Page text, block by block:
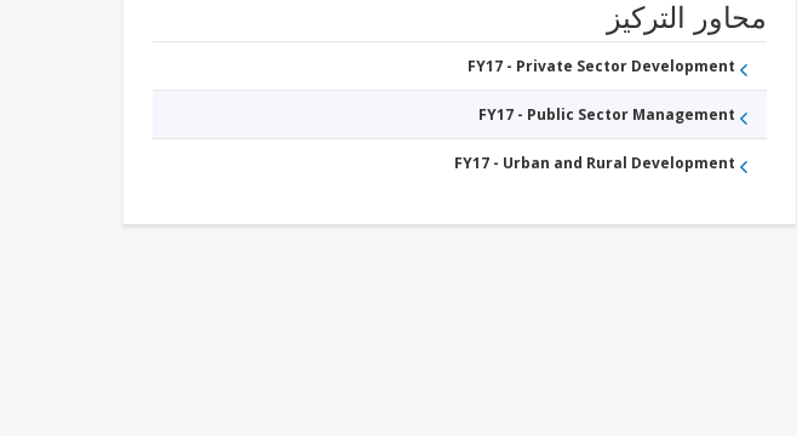
محاور التركيز
FY17 - Private Sector Development
FY17 - Public Sector Management
FY17 - Urban and Rural Development